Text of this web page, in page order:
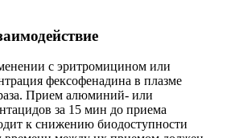
с эритромицином или
фексофенадина в плазме
Прием алюминий- или
за 15 мин до приема
к снижению биодоступности